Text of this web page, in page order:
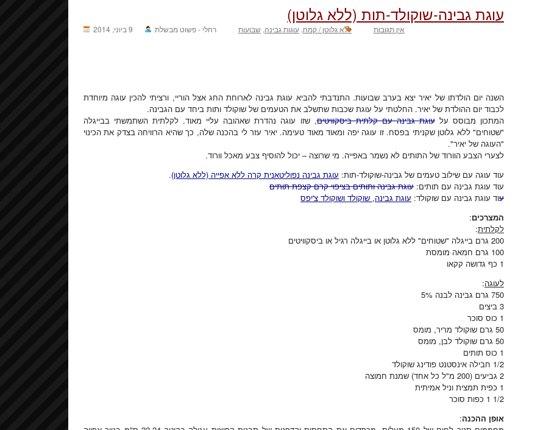
עוגת גבינה-שוקולד-תות (ללא גלוטן)
9 ביוני, 2014 רחלי - פשוט מבשלת ללא גלוטן / קמח, עוגות גבינה, שבועות אין תגובות
השנה יום הולדתו של יאיר יצא בערב שבועות. התנדבתי להביא עוגת גבינה לארוחת החג אצל הוריי, ורציתי להכין עוגה מיוחדת
לכבוד יום ההולדת של יאיר. החלטתי על עוגת שכבות שתשלב את הטעמים של שוקולד ותות ביחד עם הגבינה.
המתכון מבוסס עלעוגת גבינה עם קלתית ביסקוויטים, שזו עוגה נהדרת שאהובה עליי מאוד. לקלתית השתמשתי בבייגלה
"שטוחים" ללא גלוטן שקניתי בפסח. זו עוגה יפה ומאוד מאוד טעימה. יאיר עזר לי בהכנה שלה, כך שהיא הרוויחה בצדק את הכינוי
"העוגה של יאיר".
לצערי הצבע הוורוד של התותים לא נשמר באפייה. מי שרוצה – יכול להוסיף צבע מאכל וורוד.
עוד עוגה עם שילוב טעמים של גבינה-שוקולד-תות: עוגת גבינה נפוליטאנית קרה ללא אפייה (ללא גלוטן).
עוד עוגת גבינה עם תותים: עוגת גבינה ותותים בציפוי קרם קצפת תותים
עוד עוגת גבינה עם שוקולד: עוגת גבינה, שוקולד ושוקולד צ'יפס
המצרכים:
לקלתית:
200 גרם בייגלה "שטוחים" ללא גלוטן או בייגלה רגיל או ביסקוויטים
100 גרם חמאה מומסת
1 כף גדושה קקאו
לעוגה:
750 גרם גבינה לבנה 5%
3 ביצים
1 כוס סוכר
50 גרם שוקולד מריר, מומס
50 גרם שוקולד לבן, מומס
1 כוס תותים
1/2 חבילה אינסטנט פודינג שוקולד
2 גביעים (200 מ"ל כל אחד) שמנת חמוצה
1 כפית תמצית וניל אמיתית
1/2 1 כפות סוכר
אופן ההכנה: